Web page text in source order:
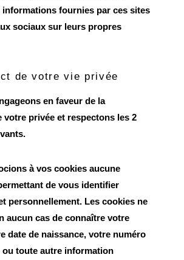
fournies par ces sites
sociaux sur leurs propres
de votre vie privée
en faveur de la
votre privée et respectons les 2
à vos cookies aucune
de vous identifier
personnellement. Les cookies ne
aucun cas de connaître votre
date de naissance, votre numéro
ou toute autre information